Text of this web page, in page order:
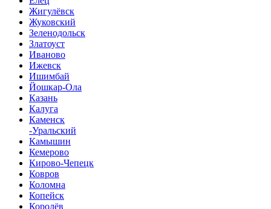
Жигулёвск
Жуковский
Зеленодольск
Златоуст
Иваново
Ижевск
Ишимбай
Йошкар-Ола
Казань
Калуга
Каменск
-Уральский
Камышин
Кемерово
Кирово-Чепецк
Ковров
Коломна
Копейск
Королёв